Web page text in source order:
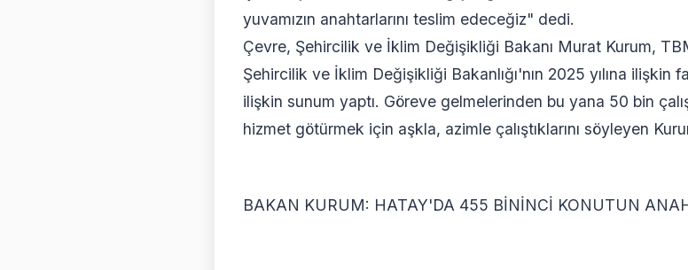
yuvamızın anahtarlarını teslim edeceğiz" dedi.
Çevre, Şehircilik ve İklim Değişikliği Bakanı Murat Kurum,
Şehircilik ve İklim Değişikliği Bakanlığı'nın 2025 yılına ilişkin
ilişkin sunum yaptı. Göreve gelmelerinden bu yana 50 bin
hizmet götürmek için aşkla, azimle çalıştıklarını söyleyen
BAKAN KURUM: HATAY'DA 455 BİNİNCİ KONUTUN